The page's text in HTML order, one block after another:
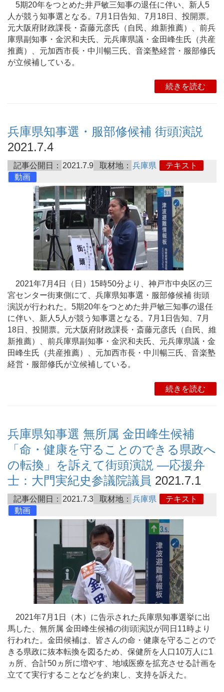
5期20年をつとめた井戸敏三知事の退任に伴い、新人5
人が競う知事選となる。7月1日告知、7月18日、投開票。
元大阪府財政課長・斎藤元彦氏（自民、維新推薦）、前兵
庫県副知事・金沢和夫氏、元兵庫県議・金田峰生氏（共産
推薦）、元加西市長・中川暢三氏、音楽塾経営・服部修氏
が立候補している。
続きを読む
兵庫県知事選・服部修候補 街頭演説
2021.7.4
記事公開日： 2021.7.9 取材地： 兵庫県
テキスト
動画
2021年7月4日（日）15時50分より、神戸市中央区の三
宮センター街東側にて、兵庫県知事選・服部修候補 街頭
演説が行われた。5期20年をつとめた井戸敏三知事の退任
に伴い、新人5人が競う知事選となる。7月1日告知、7月
18日、投開票。元大阪府財政課長・斎藤元彦氏（自民、維
新推薦）、前兵庫県副知事・金沢和夫氏、元兵庫県議・金
田峰生氏（共産推薦）、元加西市長・中川暢三氏、音楽塾
経営・服部修氏が立候補している。
続きを読む
兵庫県知事選 無所属 金田峰生候補
「命・健康を守ることのできる県政へ
の転換」を訴えて街頭演説 ―応援弁
士：大門実紀史参議院議員 2021.7.1
記事公開日： 2021.7.3 取材地： 兵庫県
テキスト
動画
2021年7月1日（木）に告示された兵庫県知事選挙に出
馬した、無所属 金田峰生候補の街頭演説が同日11時より
行われた。金田候補は、皆さんの命・健康を守ることので
きる県政に抜本転換を図るため、保健所を人口10万人に1
ヵ所、合計50ヵ所に増やす、地域医療を拡充させる計画を
立てて実行することなどを約束し、支持を訴えた。